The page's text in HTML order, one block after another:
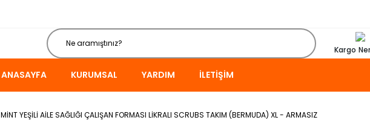
Kargo
ANASAYFA KURUMSAL YARDIM İLETIŞIM
MİNT YEŞİLİ AİLE SAĞLIĞI ÇALIŞAN FORMASI LİKRALI SCRUBS TAKIM (BERMUDA) XL - ARMASIZ